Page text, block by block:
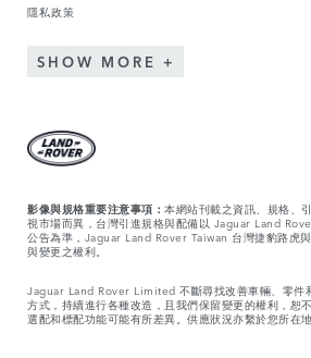
隱私政策
SHOW MORE
影像與規格重要注意事項： 本網站刊載之資訊、規格、
視市場而異，台灣引進規格與配備以 Jaguar Land
公告為準，Jaguar Land Rover Taiwan 台灣捷豹路虎
與變更之權利。
Jaguar Land Rover Limited 不斷尋找改善車輛、零件
方式，持續進行各種改造，且我們保留變更的權利，恕
選配和標配功能可能有所差異。供應狀況亦繫於您所在